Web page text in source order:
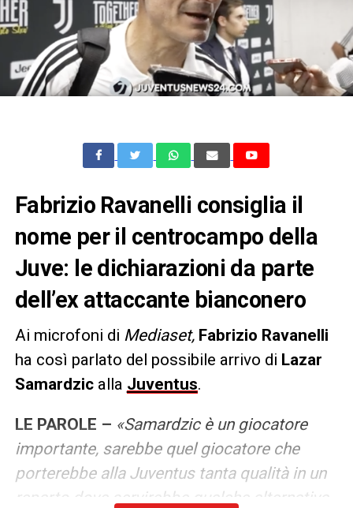
Fabrizio Ravanelli consiglia il
nome per il centrocampo della
Juve: le dichiarazioni da parte
dell’ex attaccante bianconero
Ai microfoni di Mediaset, Fabrizio Ravanelli
ha così parlato del possibile arrivo di Lazar
Samardzicalla Juventus.
LE PAROLE – «Samardzic è un giocatore
importante, sarebbe quel giocatore che
porterebbe alla Juventus tanta qualità in un
reparto dove servirebbe qualche alternativa